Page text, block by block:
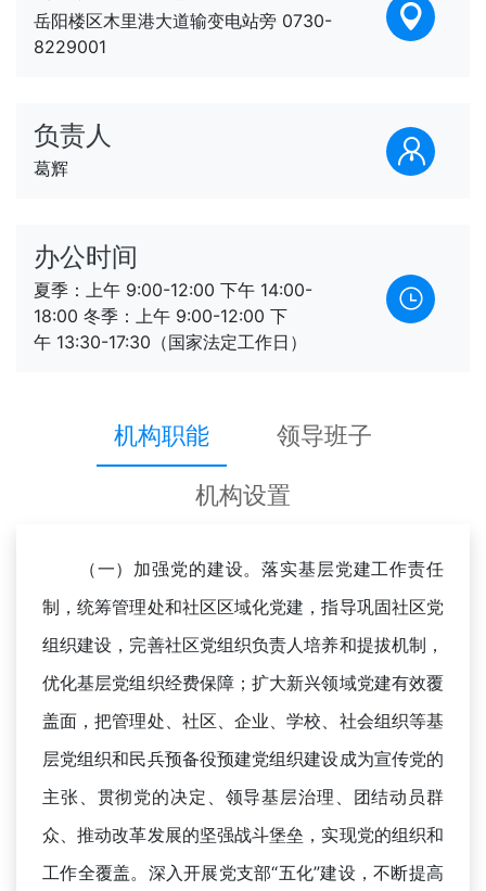
岳阳楼区木里港大道输变电站旁 0730-
8229001
负责人
葛辉
办公时间
夏季：上午 9:00-12:00 下午 14:00-
18:00 冬季：上午 9:00-12:00 下
午 13:30-17:30（国家法定工作日）
机构职能 领导班子
机构设置
（一）加强党的建设。落实基层党建工作责任
制，统筹管理处和社区区域化党建，指导巩固社区党
组织建设，完善社区党组织负责人培养和提拔机制，
优化基层党组织经费保障；扩大新兴领域党建有效覆
盖面，把管理处、社区、企业、学校、社会组织等基
层党组织和民兵预备役预建党组织建设成为宣传党的
主张、贯彻党的决定、领导基层治理、团结动员群
众、推动改革发展的坚强战斗堡垒，实现党的组织和
工作全覆盖。深入开展党支部“五化”建设，不断提高